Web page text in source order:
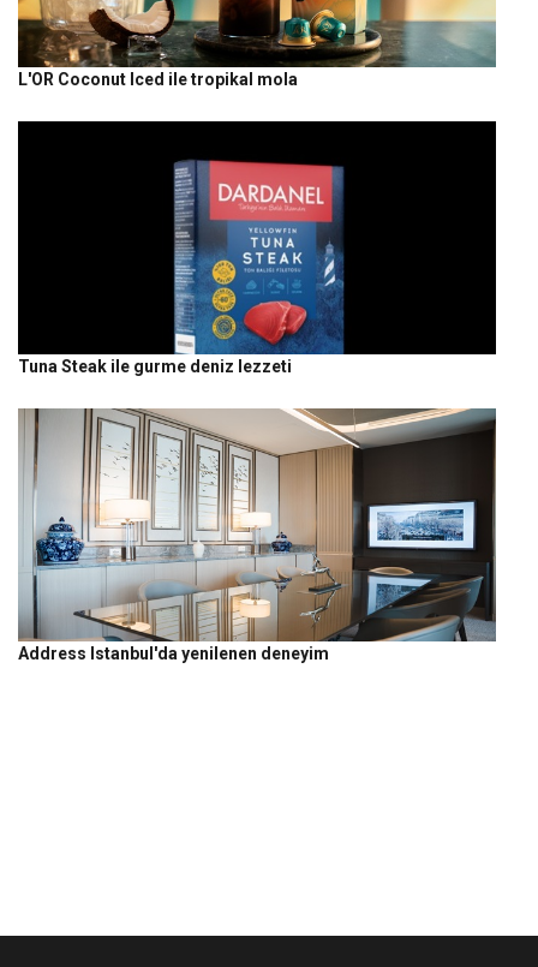
L'OR Coconut Iced ile tropikal mola
Tuna Steak ile gurme deniz lezzeti
Address Istanbul'da yenilenen deneyim